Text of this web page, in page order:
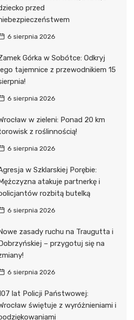
przed
6 sierpnia 2026
Górka w Sobótce: Odkryj
tajemnice z przewodnikiem 15
6 sierpnia 2026
w zieleni: Ponad 20 km
z roślinnością!
6 sierpnia 2026
w Szklarskiej Porębie:
atakuje partnerkę i
rozbitą butelką
6 sierpnia 2026
zasady ruchu na Traugutta i
– przygotuj się na
6 sierpnia 2026
lat Policji Państwowej:
świętuje z wyróżnieniami i